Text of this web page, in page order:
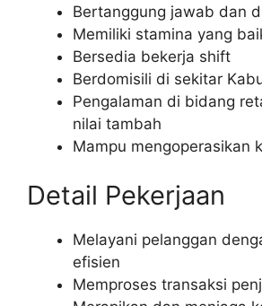
Bertanggung jawab dan
Memiliki stamina yang
Bersedia bekerja shift
Berdomisili di sekitar
Pengalaman di bidang
nilai tambah
Mampu mengoperasikan
Detail Pekerjaan
Melayani pelanggan
efisien
Memproses transaksi